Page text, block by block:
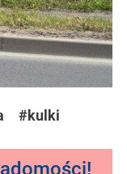
#kulki